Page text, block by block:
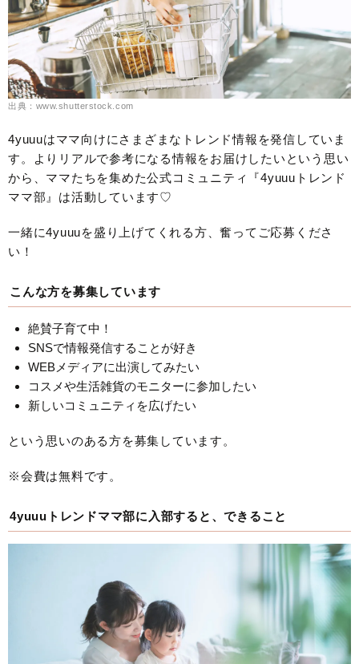
出典：www.shutterstock.com
4yuuuはママ向けにさまざまなトレンド情報を発信していま
す。よりリアルで参考になる情報をお届けしたいという思い
から、ママたちを集めた公式コミュニティ『4yuuuトレンド
ママ部』は活動しています♡
一緒に4yuuuを盛り上げてくれる方、奮ってご応募くださ
い！
こんな方を募集しています
絶賛子育て中！
SNSで情報発信することが好き
WEBメディアに出演してみたい
コスメや生活雑貨のモニターに参加したい
新しいコミュニティを広げたい
という思いのある方を募集しています。
※会費は無料です。
4yuuuトレンドママ部に入部すると、できること